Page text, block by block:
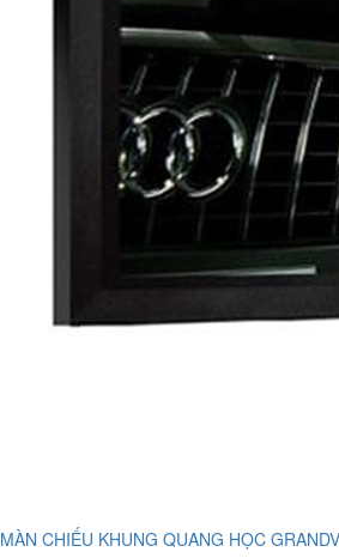
MÀN CHIẾU KHUNG QUANG HỌC